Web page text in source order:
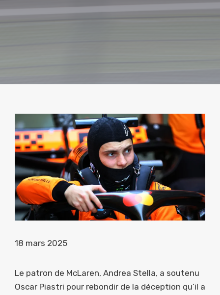
18 mars 2025
Le patron de McLaren, Andrea Stella, a soutenu
Oscar Piastri pour rebondir de la déception qu’il a